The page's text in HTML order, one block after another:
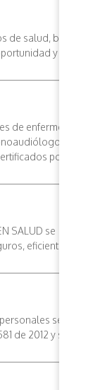
de salud, basada en
y trato
de enfermería,
por la
SALUD se
eficientes y
se realiza
de 2012 y sus